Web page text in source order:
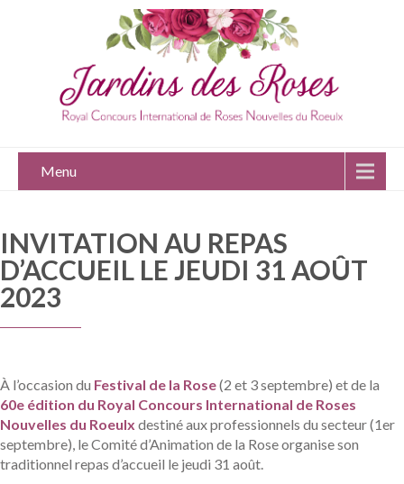
Menu
INVITATION AU REPAS
D’ACCUEIL LE JEUDI 31 AOÛT
2023
À l’occasion du Festival de la Rose(2 et 3 septembre) et de la
60e édition du Royal Concours International de Roses
Nouvelles du Roeulx destiné aux professionnels du secteur (1er
septembre), le Comité d’Animation de la Rose organise son
traditionnel repas d’accueil le jeudi 31 août.